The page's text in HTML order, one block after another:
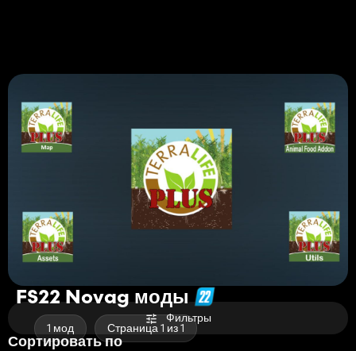
FS22 Novag моды
1 мод Страница 1 из 1
Фильтры
Сортировать по